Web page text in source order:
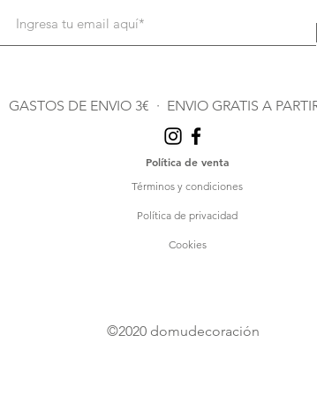
GASTOS DE ENVIO 3€ · ENVIO GRATIS A
Política de venta
Términos y condiciones
Política de privacidad
Cookies
©2020 domudecoración